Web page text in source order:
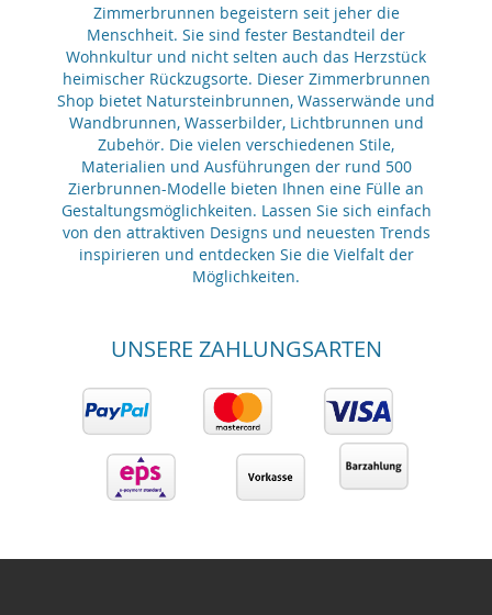
Zimmerbrunnen begeistern seit jeher die
Menschheit. Sie sind fester Bestandteil der
Wohnkultur und nicht selten auch das Herzstück
heimischer Rückzugsorte. Dieser Zimmerbrunnen
Shop bietet Natursteinbrunnen, Wasserwände und
Wandbrunnen, Wasserbilder, Lichtbrunnen und
Zubehör. Die vielen verschiedenen Stile,
Materialien und Ausführungen der rund 500
Zierbrunnen-Modelle bieten Ihnen eine Fülle an
Gestaltungsmöglichkeiten. Lassen Sie sich einfach
von den attraktiven Designs und neuesten Trends
inspirieren und entdecken Sie die Vielfalt der
Möglichkeiten.
UNSERE ZAHLUNGSARTEN